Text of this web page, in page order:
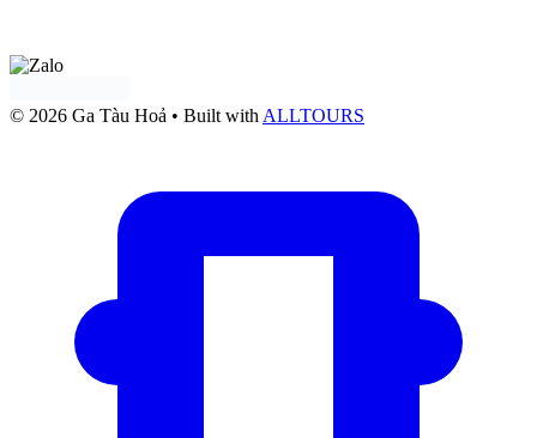
© 2026 Ga Tàu Hoả • Built with ALLTOURS